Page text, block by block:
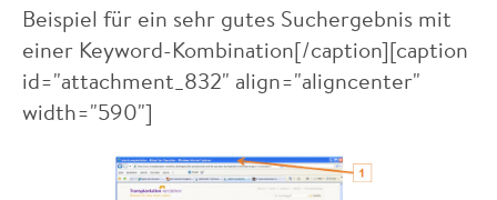
Beispiel für ein sehr gutes Suchergebnis mit
einer Keyword-Kombination[/caption][caption
id="attachment_832" align="aligncenter"
width="590"]